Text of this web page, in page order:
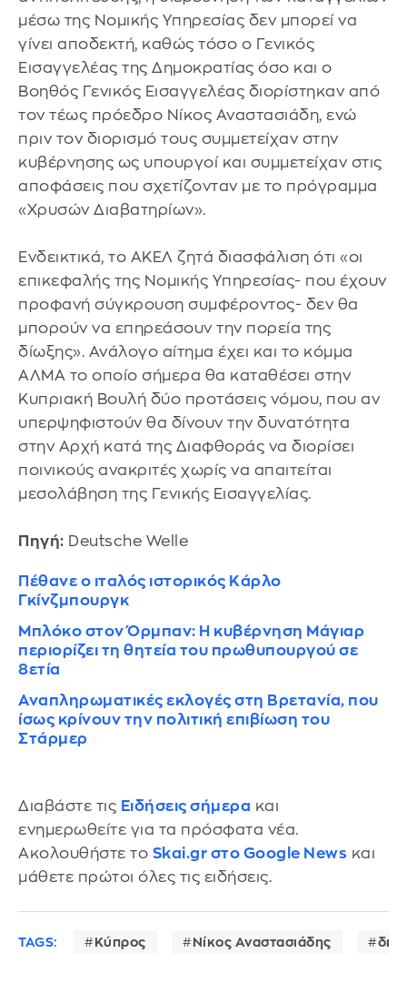
μέσω της Νομικής Υπηρεσίας δεν μπορεί να
γίνει αποδεκτή, καθώς τόσο ο Γενικός
Εισαγγελέας της Δημοκρατίας όσο και ο
Βοηθός Γενικός Εισαγγελέας διορίστηκαν από
τον τέως πρόεδρο Νίκος Αναστασιάδη, ενώ
πριν τον διορισμό τους συμμετείχαν στην
κυβέρνησης ως υπουργοί και συμμετείχαν στις
αποφάσεις που σχετίζονταν με το πρόγραμμα
«Χρυσών Διαβατηρίων».
Ενδεικτικά, το ΑΚΕΛ ζητά διασφάλιση ότι «οι
επικεφαλής της Νομικής Υπηρεσίας- που έχουν
προφανή σύγκρουση συμφέροντος- δεν θα
μπορούν να επηρεάσουν την πορεία της
δίωξης». Ανάλογο αίτημα έχει και το κόμμα
ΑΛΜΑ το οποίο σήμερα θα καταθέσει στην
Κυπριακή Βουλή δύο προτάσεις νόμου, που αν
υπερψηφιστούν θα δίνουν την δυνατότητα
στην Αρχή κατά της Διαφθοράς να διορίσει
ποινικούς ανακριτές χωρίς να απαιτείται
μεσολάβηση της Γενικής Εισαγγελίας.
Πηγή: Deutsche Welle
Πέθανε ο ιταλός ιστορικός Κάρλο
Γκίνζμπουργκ
Μπλόκο στον Όρμπαν: Η κυβέρνηση Μάγιαρ
περιορίζει τη θητεία του πρωθυπουργού σε
8ετία
Αναπληρωματικές εκλογές στη Βρετανία, που
ίσως κρίνουν την πολιτική επιβίωση του
Στάρμερ
Διαβάστε τις Ειδήσεις σήμερα και
ενημερωθείτε για τα πρόσφατα νέα.
Ακολουθήστε το Skai.gr στο Google News και
μάθετε πρώτοι όλες τις ειδήσεις.
TAGS: Κύπρος Νίκος Αναστασιάδης